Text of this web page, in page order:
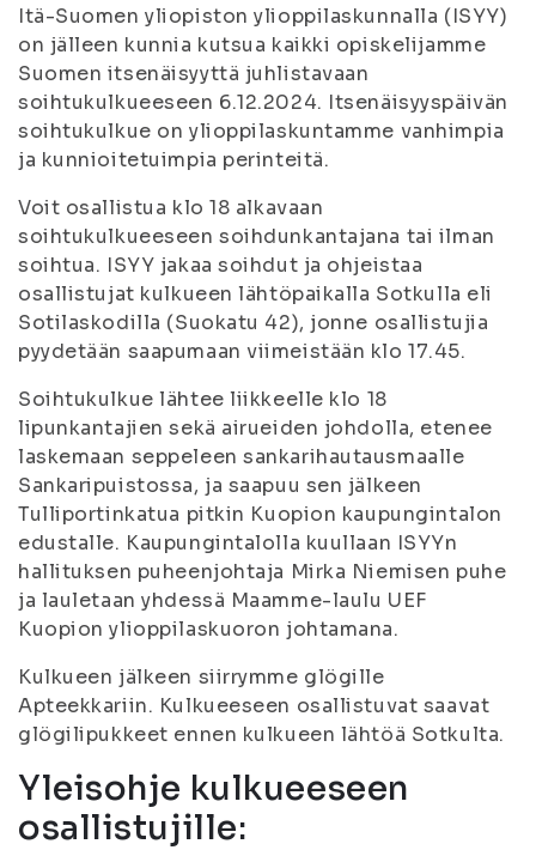
Itä-Suomen yliopiston ylioppilaskunnalla (ISYY)
on jälleen kunnia kutsua kaikki opiskelijamme
Suomen itsenäisyyttä juhlistavaan
soihtukulkueeseen 6.12.2024. Itsenäisyyspäivän
soihtukulkue on ylioppilaskuntamme vanhimpia
ja kunnioitetuimpia perinteitä.
Voit osallistua klo 18 alkavaan
soihtukulkueeseen soihdunkantajana tai ilman
soihtua. ISYY jakaa soihdut ja ohjeistaa
osallistujat kulkueen lähtöpaikalla Sotkulla eli
Sotilaskodilla (Suokatu 42), jonne osallistujia
pyydetään saapumaan viimeistään klo 17.45.
Soihtukulkue lähtee liikkeelle klo 18
lipunkantajien sekä airueiden johdolla, etenee
laskemaan seppeleen sankarihautausmaalle
Sankaripuistossa, ja saapuu sen jälkeen
Tulliportinkatua pitkin Kuopion kaupungintalon
edustalle. Kaupungintalolla kuullaan ISYYn
hallituksen puheenjohtaja Mirka Niemisen puhe
ja lauletaan yhdessä Maamme-laulu UEF
Kuopion ylioppilaskuoron johtamana.
Kulkueen jälkeen siirrymme glögille
Apteekkariin. Kulkueeseen osallistuvat saavat
glögilipukkeet ennen kulkueen lähtöä Sotkulta.
Yleisohje kulkueeseen
osallistujille: